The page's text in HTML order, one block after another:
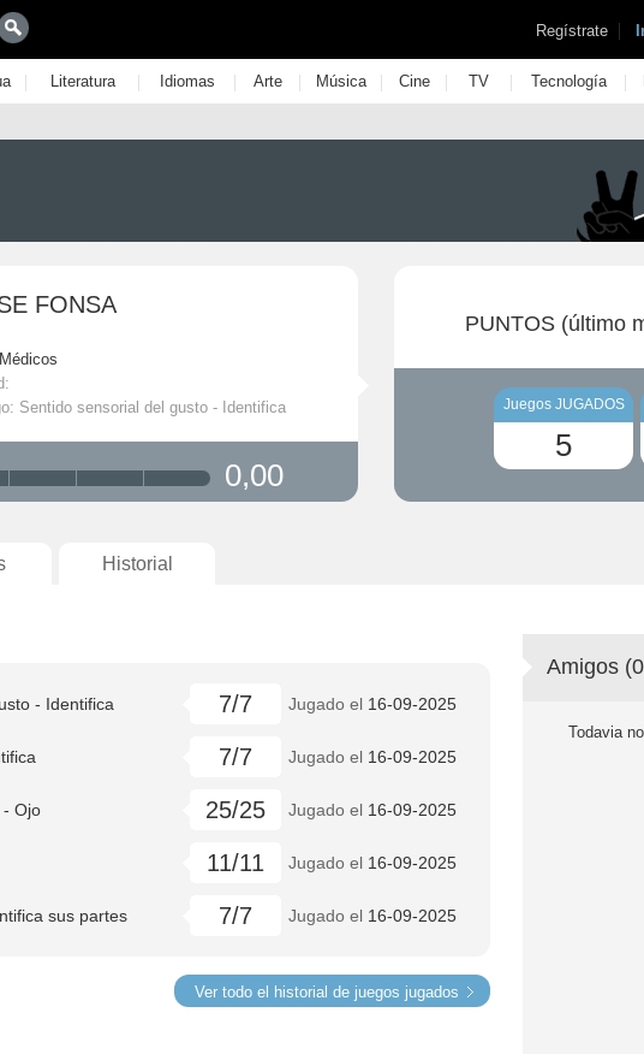
Regístrate |
| Literatura | Idiomas | Arte | Música | Cine | TV | Tecnología |
FONSA
Médicos
Sentido sensorial del gusto - Identifica
0,00
PUNTOS (último
Juegos JUGADOS
5
Historial
- Identifica 7/7 Jugado el 16-09-2025
7/7 Jugado el 16-09-2025
Ojo 25/25 Jugado el 16-09-2025
11/11 Jugado el 16-09-2025
sus partes 7/7 Jugado el 16-09-2025
Ver todo el historial de juegos jugados
Amigos (0
Todavia